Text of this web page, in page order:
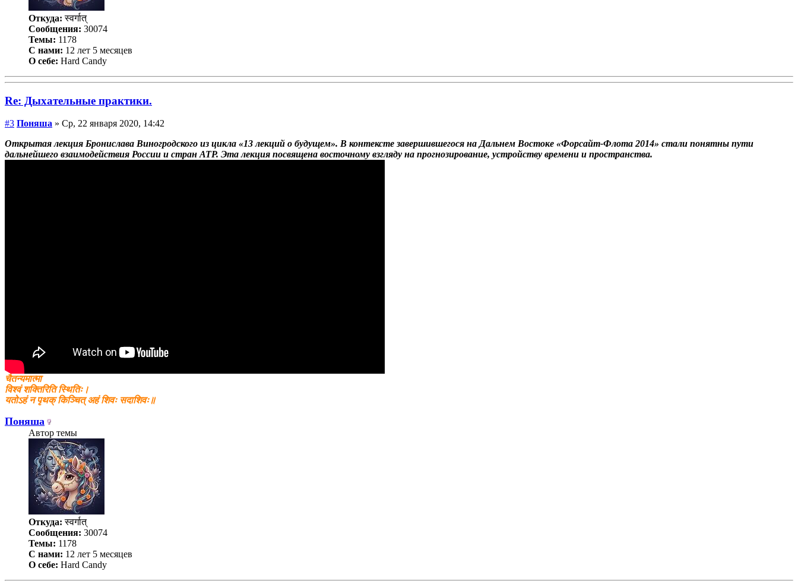
Откуда: स्वर्गात्
Сообщения: 30074
Темы: 1178
С нами: 12 лет 5 месяцев
О себе: Hard Candy
Re: Дыхательные практики.
#3 Поняша » Ср, 22 января 2020, 14:42
Открытая лекция Бронислава Виногродского из цикла «13 лекций о будущем». В контексте завершившегося на Дальнем Востоке «Форсайт-Флота 2014» стали понятны пути
дальнейшего взаимодействия России и стран АТР. Эта лекция посвящена восточному взгляду на прогнозирование, устройству времени и пространства.
चैतन्यमात्मा
विश्वं शक्तिरिति स्थितिः।
यतोऽहं न पृथक् किञ्चित् अहं शिवः सदाशिवः॥
Поняша
Автор темы
Откуда: स्वर्गात्
Сообщения: 30074
Темы: 1178
С нами: 12 лет 5 месяцев
О себе: Hard Candy